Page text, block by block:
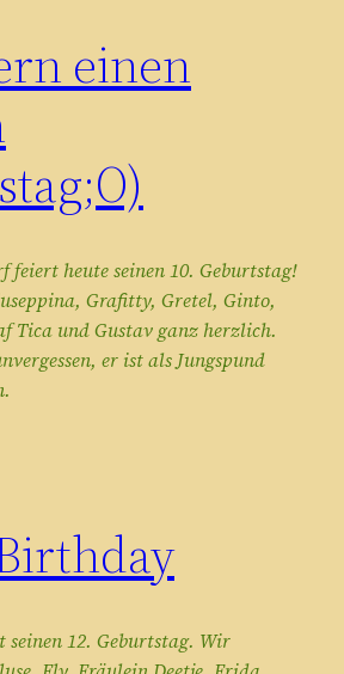
einen
feiert heute seinen 10. Geburtstag!
Grafitty, Gretel, Ginto,
Tica und Gustav ganz herzlich.
er ist als Jungspund
seinen 12. Geburtstag. Wir